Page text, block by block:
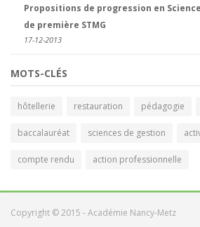
Propositions de progression en
de première STMG
17-12-2013
MOTS-CLÉS
hôtellerie restauration pédagogie
baccalauréat sciences de gestion
compte rendu action professionnelle
Copyright © 2015 - Académie Nancy-Metz